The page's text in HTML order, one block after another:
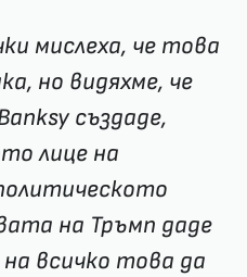
мислеха, че това
но видяхме, че
създаде,
лице на
на Тръмп даде
всичко това да